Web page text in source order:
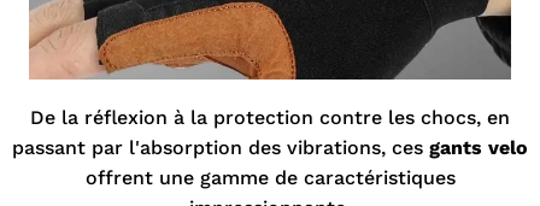
De la réflexion à la protection contre les chocs, en
passant par l'absorption des vibrations, ces gants velo
offrent une gamme de caractéristiques